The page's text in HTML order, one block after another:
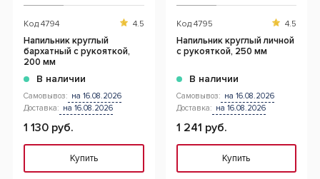
Код 4794 4.5
Напильник круглый
бархатный с рукояткой,
200 мм
В наличии
Самовывоз: на 16.08.2026
Доставка: на 16.08.2026
1 130 руб.
Купить
Код 4795 4.5
Напильник круглый личной
с рукояткой, 250 мм
В наличии
Самовывоз: на 16.08.2026
Доставка: на 16.08.2026
1 241 руб.
Купить